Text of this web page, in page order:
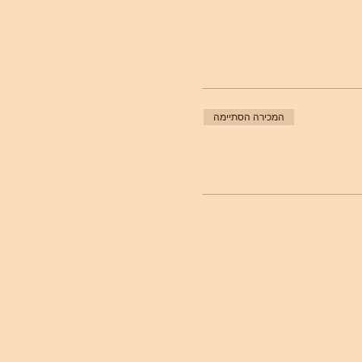
המכירה הסתיימה